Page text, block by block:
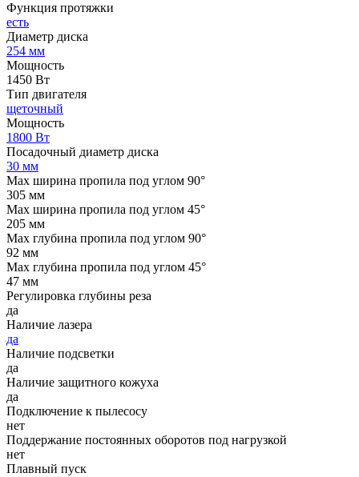
Функция протяжки
есть
Диаметр диска
254 мм
Мощность
1450 Вт
Тип двигателя
щеточный
Мощность
1800 Вт
Посадочный диаметр диска
30 мм
Max ширина пропила под углом 90°
305 мм
Max ширина пропила под углом 45°
205 мм
Max глубина пропила под углом 90°
92 мм
Max глубина пропила под углом 45°
47 мм
Регулировка глубины реза
да
Наличие лазера
да
Наличие подсветки
да
Наличие защитного кожуха
да
Подключение к пылесосу
нет
Поддержание постоянных оборотов под нагрузкой
нет
Плавный пуск